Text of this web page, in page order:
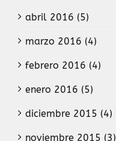
abril 2016 (5)
marzo 2016 (4)
febrero 2016 (4)
enero 2016 (5)
diciembre 2015 (4)
noviembre 2015 (3)